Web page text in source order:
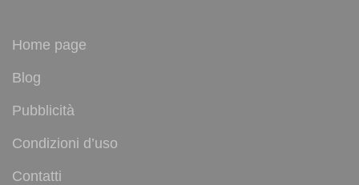
Home page
Blog
Pubblicità
Condizioni d’uso
Contatti